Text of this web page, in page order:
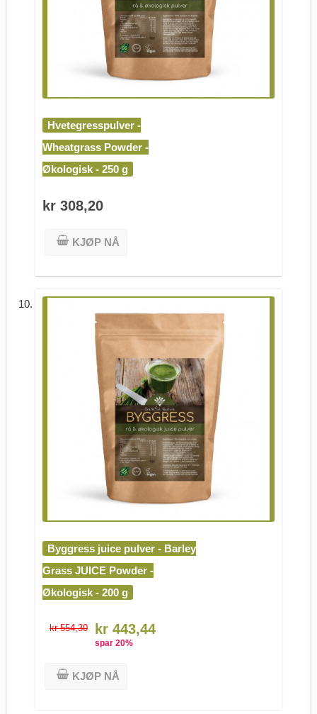
Hvetegresspulver -
Wheatgrass Powder -
Økologisk - 250 g
kr 308,20
KJØP NÅ
Byggress juice pulver - Barley
Grass JUICE Powder -
Økologisk - 200 g
kr 554,30 kr 443,44
spar 20%
KJØP NÅ